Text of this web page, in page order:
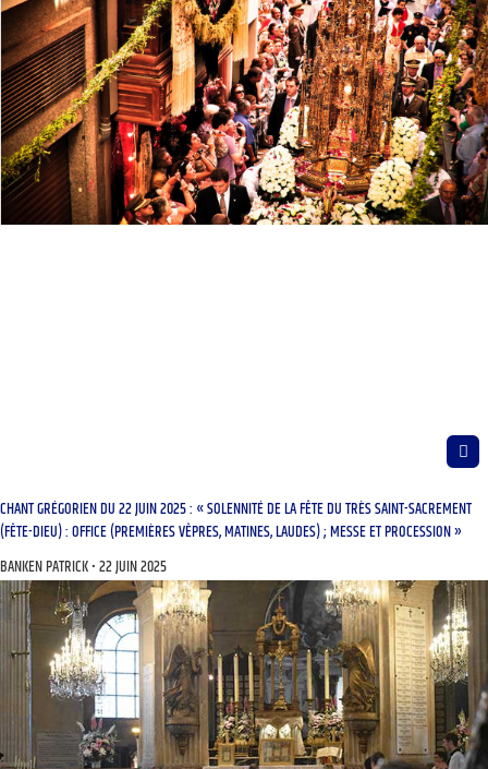
CHANT GRÉGORIEN DU 22 JUIN 2025 : « SOLENNITÉ DE LA FÊTE DU TRÈS SAINT-SACREMENT
(FÊTE-DIEU) : OFFICE (PREMIÈRES VÊPRES, MATINES, LAUDES) ; MESSE ET PROCESSION »
BANKEN PATRICK 22 JUIN 2025